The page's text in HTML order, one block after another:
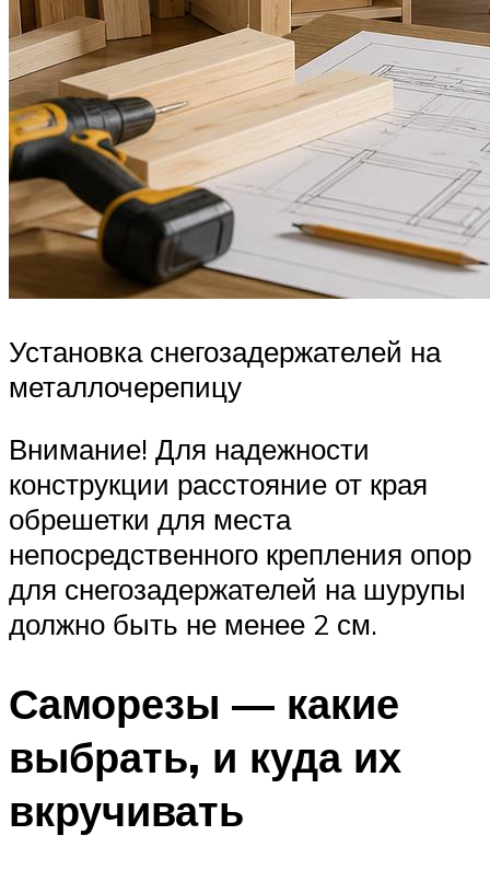
Установка снегозадержателей на
металлочерепицу
Внимание! Для надежности
конструкции расстояние от края
обрешетки для места
непосредственного крепления опор
для снегозадержателей на шурупы
должно быть не менее 2 см.
Саморезы — какие
выбрать, и куда их
вкручивать